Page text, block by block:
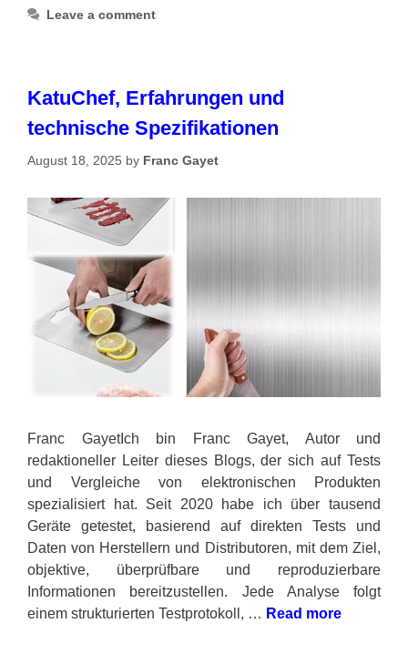
Leave a comment
KatuChef, Erfahrungen und
technische Spezifikationen
August 18, 2025 by Franc Gayet
Franc GayetIch bin Franc Gayet, Autor und
redaktioneller Leiter dieses Blogs, der sich auf Tests
und Vergleiche von elektronischen Produkten
spezialisiert hat. Seit 2020 habe ich über tausend
Geräte getestet, basierend auf direkten Tests und
Daten von Herstellern und Distributoren, mit dem Ziel,
objektive, überprüfbare und reproduzierbare
Informationen bereitzustellen. Jede Analyse folgt
einem strukturierten Testprotokoll, … Read more